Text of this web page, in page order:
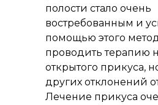
полости стало очень
востребованным и
помощью этого
проводить терапию
открытого прикуса,
других отклонений
Лечение прикуса